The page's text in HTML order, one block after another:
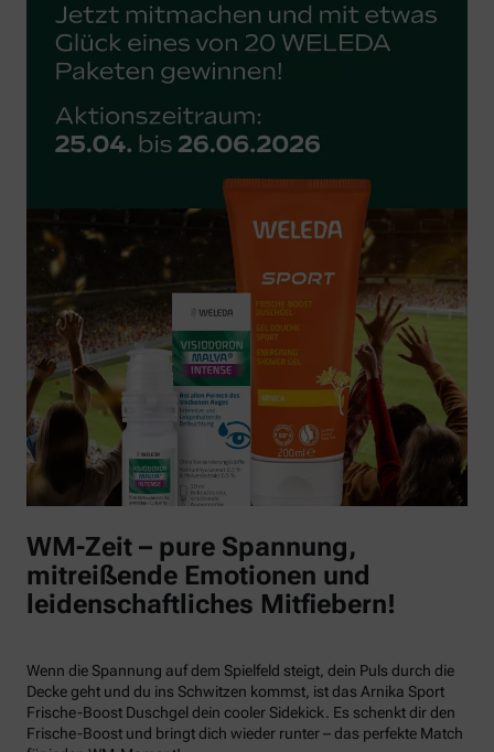
WM-Zeit – pure Spannung,
mitreißende Emotionen und
leidenschaftliches Mitfiebern!
Wenn die Spannung auf dem Spielfeld steigt, dein Puls durch die
Decke geht und du ins Schwitzen kommst, ist das Arnika Sport
Frische-Boost Duschgel dein cooler Sidekick. Es schenkt dir den
Frische-Boost und bringt dich wieder runter – das perfekte Match